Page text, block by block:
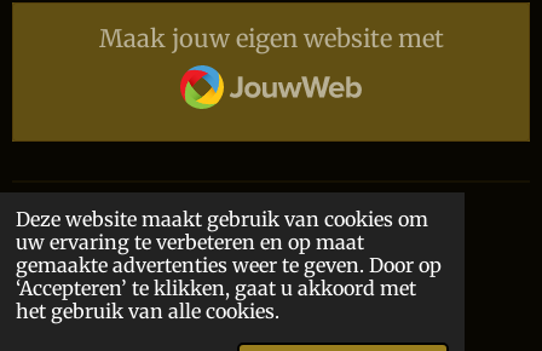
Deze website maakt gebruik van cookies om
uw ervaring te verbeteren en op maat
gemaakte advertenties weer te geven. Door op
‘Accepteren’ te klikken, gaat u akkoord met
het gebruik van alle cookies.
Maak jouw eigen website met
JouwWeb
Delen Deel Share Delen
Contact